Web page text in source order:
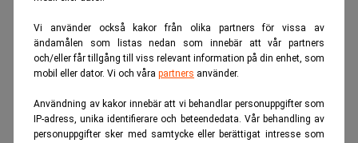
Vi använder också kakor från olika partners för vissa av
ändamålen som listas nedan som innebär att vår partners
och/eller får tillgång till viss relevant information på din enhet, som
mobil eller dator. Vi och våra partners använder.
Användning av kakor innebär att vi behandlar personuppgifter som
IP-adress, unika identifierare och beteendedata. Vår behandling av
personuppgifter sker med samtycke eller berättigat intresse som
ANNONS